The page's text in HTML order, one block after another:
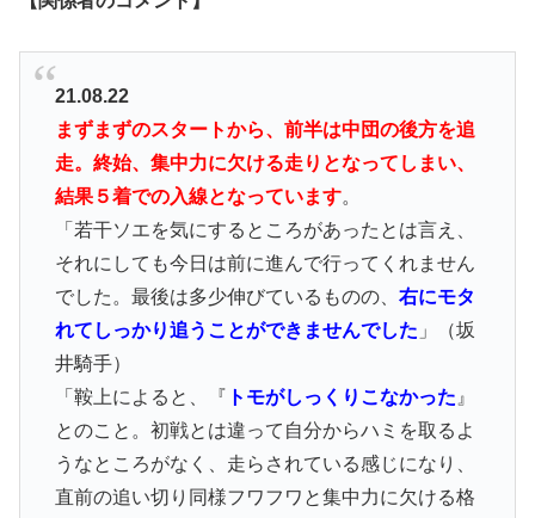
21.08.22
まずまずのスタートから、前半は中団の後方を追
走。終始、集中力に欠ける走りとなってしまい、
結果５着での入線となっています。
「若干ソエを気にするところがあったとは言え、
それにしても今日は前に進んで行ってくれません
でした。最後は多少伸びているものの、 右にモタ
れてしっかり追うことができませんでした 」（坂
井騎手）
「鞍上によると、『 トモがしっくりこなかった 』
とのこと。初戦とは違って自分からハミを取るよ
うなところがなく、走らされている感じになり、
直前の追い切り同様フワフワと集中力に欠ける格